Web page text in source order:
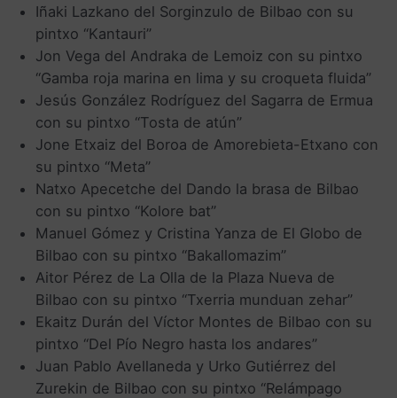
Iñaki Lazkano del Sorginzulo de Bilbao con su
pintxo “Kantauri”
Jon Vega del Andraka de Lemoiz con su pintxo
“Gamba roja marina en lima y su croqueta fluida”
Jesús González Rodríguez del Sagarra de Ermua
con su pintxo “Tosta de atún”
Jone Etxaiz del Boroa de Amorebieta-Etxano con
su pintxo “Meta”
Natxo Apecetche del Dando la brasa de Bilbao
con su pintxo “Kolore bat”
Manuel Gómez y Cristina Yanza de El Globo de
Bilbao con su pintxo “Bakallomazim”
Aitor Pérez de La Olla de la Plaza Nueva de
Bilbao con su pintxo “Txerria munduan zehar”
Ekaitz Durán del Víctor Montes de Bilbao con su
pintxo “Del Pío Negro hasta los andares”
Juan Pablo Avellaneda y Urko Gutiérrez del
Zurekin de Bilbao con su pintxo “Relámpago